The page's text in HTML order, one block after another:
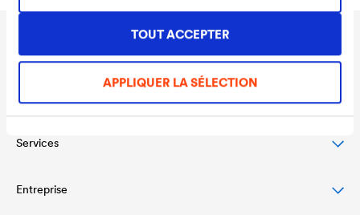
TOUT ACCEPTER
APPLIQUER LA SÉLECTION
Applications
Protection des toitures en pente
Protection et conception des façades
Protection et drainage des toits plats
Écrans de sous-toiture
Écrans pare-air et pare-vapeur
Services
Téléchargements
Entreprise